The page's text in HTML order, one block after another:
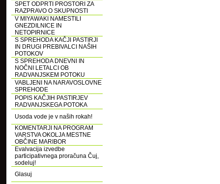
SPET ODPRTI PROSTORI ZA
RAZPRAVO O SKUPNOSTI
V MIYAWAKI NAMESTILI
GNEZDILNICE IN
NETOPIRNICE
S SPREHODA KAČJI PASTIRJI
IN DRUGI PREBIVALCI NAŠIH
POTOKOV
S SPREHODA DNEVNI IN
NOČNI LETALCI OB
RADVANJSKEM POTOKU
VABLJENI NA NARAVOSLOVNE
SPREHODE
POPIS KAČJIH PASTIRJEV
RADVANJSKEGA POTOKA
Usoda vode je v naših rokah!
KOMENTARJI NA PROGRAM
VARSTVA OKOLJA MESTNE
OBČINE MARIBOR
Evalvacija izvedbe
participativnega proračuna Čuj,
sodeluj!
Glasuj